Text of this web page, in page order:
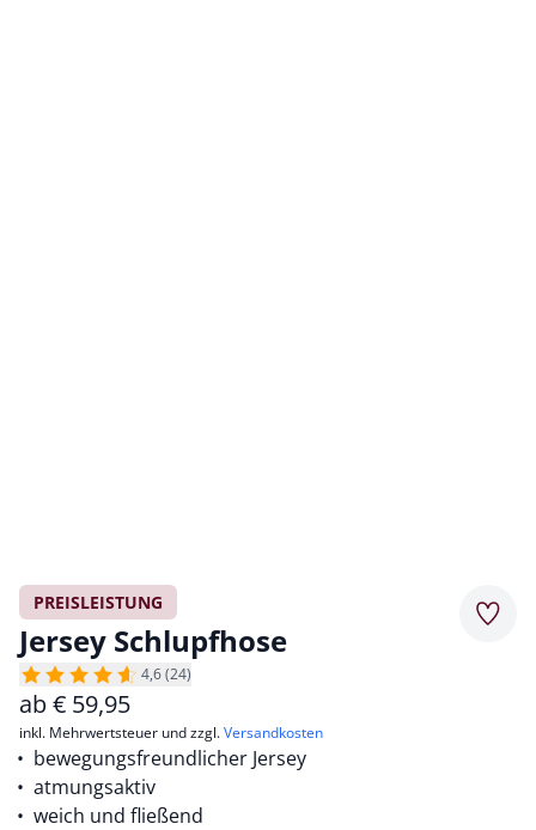
PREISLEISTUNG
Jersey Schlupfhose
4,6 (24)
ab€ 59,95
inkl. Mehrwertsteuer und zzgl.Versandkosten
bewegungsfreundlicher Jersey
atmungsaktiv
weich und fließend